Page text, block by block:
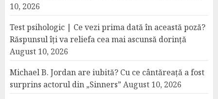
10, 2026
Test psihologic | Ce vezi prima dată în această poză?
Răspunsul îți va reliefa cea mai ascunsă dorință
August 10, 2026
Michael B. Jordan are iubită? Cu ce cântăreață a fost
surprins actorul din „Sinners” August 10, 2026